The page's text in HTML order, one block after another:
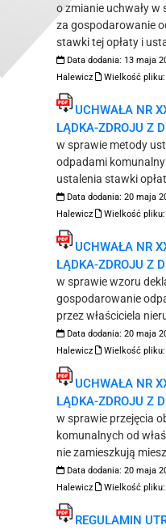
o zmianie uchwały w
za gospodarowanie
stawki tej opłaty i
Data dodania: 13 maja
Halewicz
Wielkość pliku:
UCHWAŁA NR
LĄDKA-ZDROJU Z
w sprawie metody
odpadami
ustalenia stawki
Data dodania: 20 maja
Halewicz
Wielkość pliku:
UCHWAŁA NR
LĄDKA-ZDROJU Z
w sprawie wzoru
gospodarowanie
przez właściciela
Data dodania: 20 maja
Halewicz
Wielkość pliku:
UCHWAŁA NR
LĄDKA-ZDROJU Z
w sprawie przejęcia
komunalnych od
nie zamieszkują
Data dodania: 20 maja
Halewicz
Wielkość pliku:
REGULAMIN